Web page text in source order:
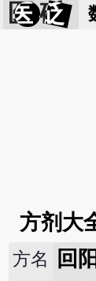
医 砭
方剂大
方名 回